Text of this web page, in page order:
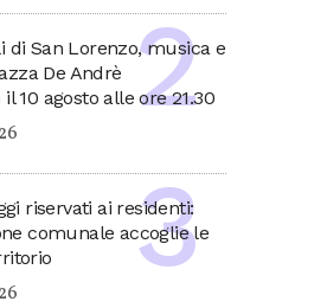
di San Lorenzo, musica e
De Andrè
10 agosto alle ore 21.30
riservati ai residenti:
comunale accoglie le